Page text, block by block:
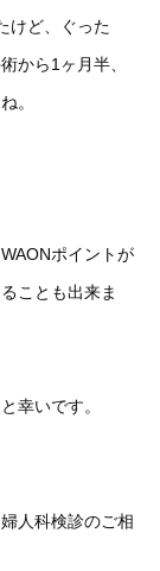
けど、ぐった
から1ヶ月半、
。
ポイントが
ことも出来ま
幸いです。
人科検診のご相